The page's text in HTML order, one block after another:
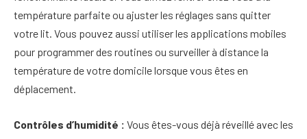
température parfaite ou ajuster les réglages sans quitter
votre lit. Vous pouvez aussi utiliser les applications mobiles
pour programmer des routines ou surveiller à distance la
température de votre domicile lorsque vous êtes en
déplacement.
Contrôles d’humidité : Vous êtes-vous déjà réveillé avec les